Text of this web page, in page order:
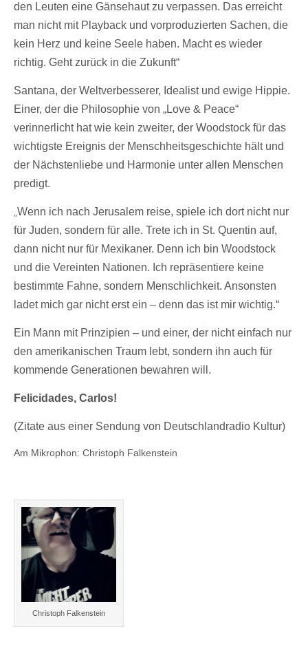
den Leuten eine Gänsehaut zu verpassen. Das erreicht
man nicht mit Playback und vorproduzierten Sachen, die
kein Herz und keine Seele haben. Macht es wieder
richtig. Geht zurück in die Zukunft“
Santana, der Weltverbesserer, Idealist und ewige Hippie.
Einer, der die Philosophie von „Love & Peace“
verinnerlicht hat wie kein zweiter, der Woodstock für das
wichtigste Ereignis der Menschheitsgeschichte hält und
der Nächstenliebe und Harmonie unter allen Menschen
predigt.
„Wenn ich nach Jerusalem reise, spiele ich dort nicht nur
für Juden, sondern für alle. Trete ich in St. Quentin auf,
dann nicht nur für Mexikaner. Denn ich bin Woodstock
und die Vereinten Nationen. Ich repräsentiere keine
bestimmte Fahne, sondern Menschlichkeit. Ansonsten
ladet mich gar nicht erst ein – denn das ist mir wichtig.“
Ein Mann mit Prinzipien – und einer, der nicht einfach nur
den amerikanischen Traum lebt, sondern ihn auch für
kommende Generationen bewahren will.
Felicidades, Carlos!
(Zitate aus einer Sendung von Deutschlandradio Kultur)
Am Mikrophon: Christoph Falkenstein
Christoph Falkenstein